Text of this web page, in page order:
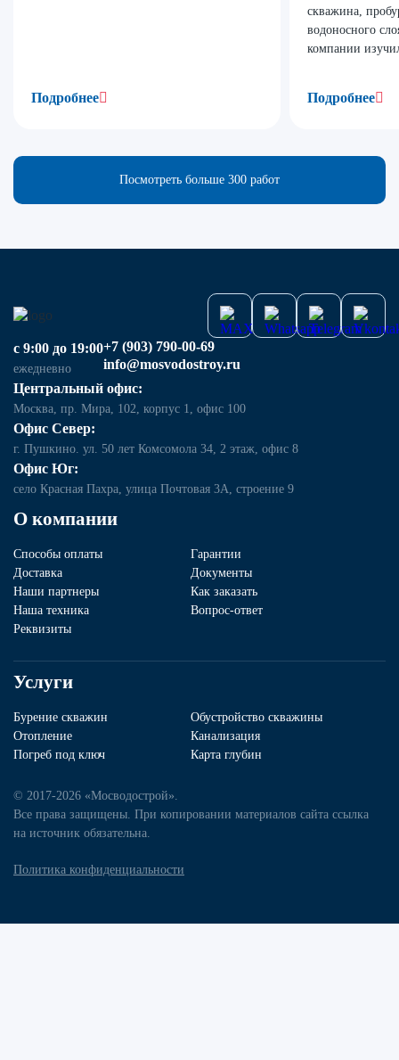
Подробнее
скважина,
водоносного
компании
Подробнее
Посмотреть больше 300 работ
О компании
Способы оплаты
Гарантии
Доставка
Документы
Наши партнеры
Как заказать
Наша техника
Вопрос-ответ
Реквизиты
Услуги
Бурение скважин
Обустройство скважины
Отопление
Канализация
Погреб под ключ
Карта глубин
с 9:00 до 19:00
ежедневно
+7 (903) 790-00-69
info@mosvodostroy.ru
Центральный офис:
Москва, пр. Мира, 102, корпус 1, офис 100
Офис Север:
г. Пушкино. ул. 50 лет Комсомола 34, 2 этаж, офис 8
Офис Юг:
село Красная Пахра, улица Почтовая 3А, строение 9
© 2017-2026 «Мосводострой».
Все права защищены. При копировании материалов сайта ссылка
на источник обязательна.
Политика конфиденциальности